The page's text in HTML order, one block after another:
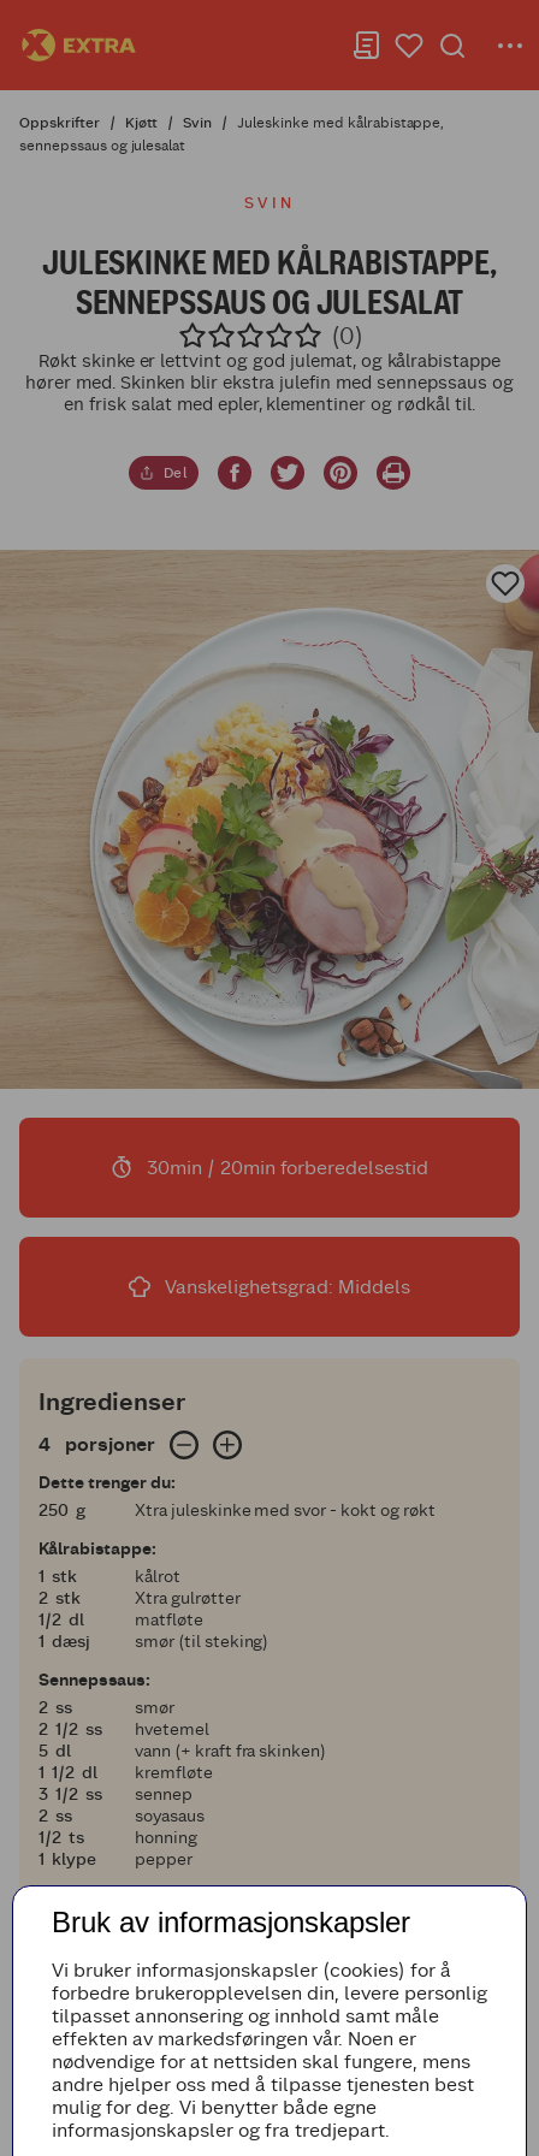
Oppskrifter Kjøtt Svin
Juleskinke med kålrabistappe,
sennepssaus og julesalat
SVIN
JULESKINKE MED KÅLRABISTAPPE,
SENNEPSSAUS OG JULESALAT
(0)
Røkt skinke er lettvint og god julemat, og kålrabistappe
hører med. Skinken blir ekstra julefin med sennepssaus og
en frisk salat med epler, klementiner og rødkål til.
Del
30min / 20min forberedelsestid
Vanskelighetsgrad: Middels
Ingredienser
4 porsjoner
4 porsjoner
Dette trenger du:
250
250 g
Xtra juleskinke med svor - kokt og røkt
Kålrabistappe:
11 stk
kålrot
2
2 stk
Xtra gulrøtter
en halv
1/2 dl
matfløte
11 dæsj
smør (til steking)
Sennepssaus:
2
2 ss
smør
2 og en halv
2 1/2 ss
hvetemel
5
5 dl
vann (+ kraft fra skinken)
1 og en halv
1 1/2 dl
kremfløte
3 og en halv
3 1/2 ss
sennep
2
2 ss
soyasaus
en halv
1/2 ts
honning
11 klype
pepper
dl
mandler
stk
klementiner
en fjerdedel
1/4 stk
rødkål
50
50 g dadler
Legg til i handleliste
Bruk av informasjonskapsler
Vi bruker informasjonskapsler (cookies) for å
forbedre brukeropplevelsen din, levere personlig
tilpasset annonsering og innhold samt måle
effekten av markedsføringen vår. Noen er
nødvendige for at nettsiden skal fungere, mens
andre hjelper oss med å tilpasse tjenesten best
mulig for deg. Vi benytter både egne
informasjonskapsler og fra tredjepart.